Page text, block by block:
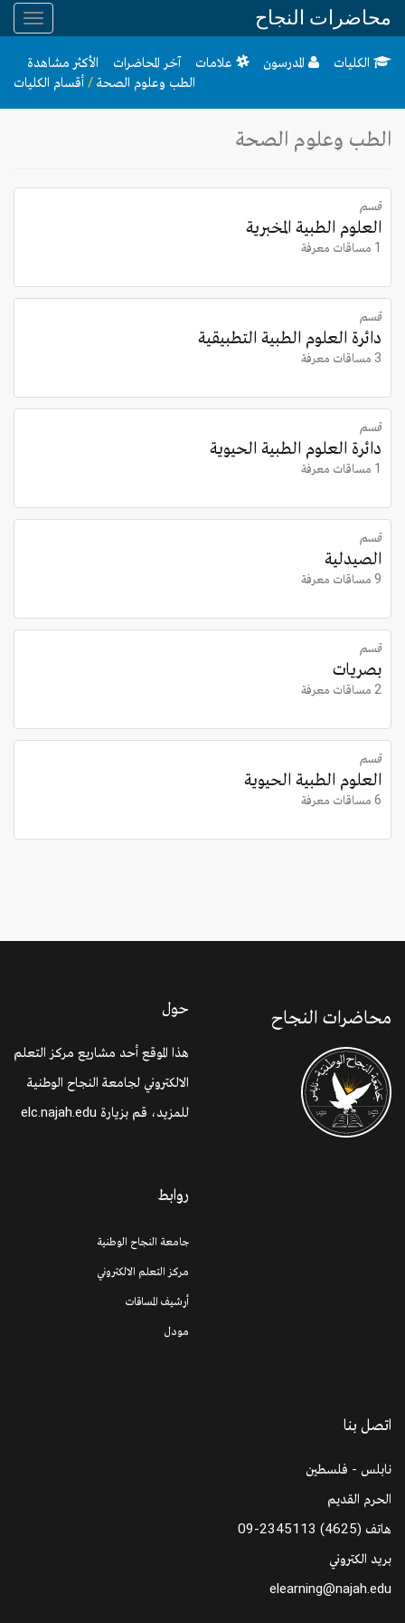
محاضرات النجاح
الكليات المدرسون علامات آخر المحاضرات
الأكثر مشاهدة
الطب وعلوم الصحة / أقسام الكليات
الطب وعلوم الصحة
قسم
العلوم الطبية المخبرية
1 مساقات معرفة
قسم
دائرة العلوم الطبية التطبيقية
3 مساقات معرفة
قسم
دائرة العلوم الطبية الحيوية
1 مساقات معرفة
قسم
الصيدلية
9 مساقات معرفة
قسم
بصريات
2 مساقات معرفة
قسم
العلوم الطبية الحيوية
6 مساقات معرفة
محاضرات النجاح حول
هذا الموقع أحد مشاريع مركز التعلم
الالكتروني لجامعة النجاح الوطنية
للمزيد، قم بزيارة elc.najah.edu
روابط
جامعة النجاح الوطنية
مركز التعلم الالكتروني
أرشيف المساقات
مودل
اتصل بنا
نابلس - فلسطين
الحرم القديم
هاتف 09-2345113 (4625)
بريد الكتروني
elearning@najah.edu